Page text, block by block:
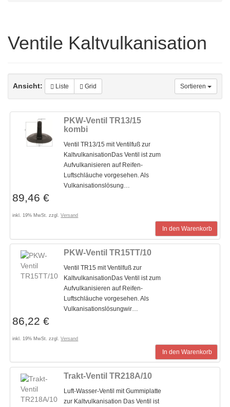
Ventile Kaltvulkanisation
Ansicht: Liste Grid Sortieren
PKW-Ventil TR13/15
kombi
Ventil TR13/15 mit Ventilfuß zur
KaltvulkanisationDas Ventil ist zum
Aufvulkanisieren auf Reifen-
Luftschläuche vorgesehen. Als
Vulkanisationslösung…
89,46 €
inkl. 19% MwSt. zzgl.Versand
In den Warenkorb
PKW-Ventil TR15TT/10
Ventil TR15 mit Ventilfuß zur
KaltvulkanisationDas Ventil ist zum
Aufvulkanisieren auf Reifen-
Luftschläuche vorgesehen. Als
Vulkanisationslösungwir…
86,22 €
inkl. 19% MwSt. zzgl.Versand
In den Warenkorb
Trakt-Ventil TR218A/10
Luft-Wasser-Ventil mit Gummiplatte
zur Kaltvulkanisation Das Ventil ist